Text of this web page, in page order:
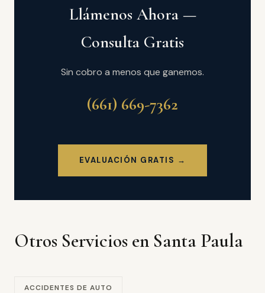
Llámenos Ahora —
Consulta Gratis
Sin cobro a menos que ganemos.
(661) 669-7362
EVALUACIÓN GRATIS →
Otros Servicios en Santa Paula
ACCIDENTES DE AUTO